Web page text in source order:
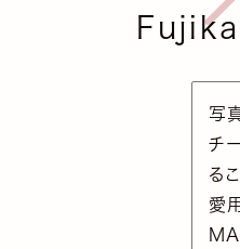
写
チ
る
愛